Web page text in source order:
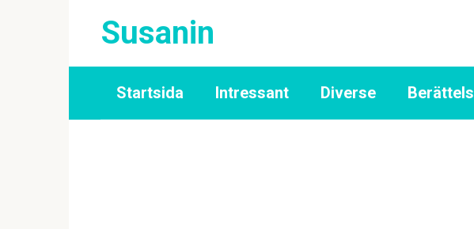
Susanin
Startsida Intressant Diverse